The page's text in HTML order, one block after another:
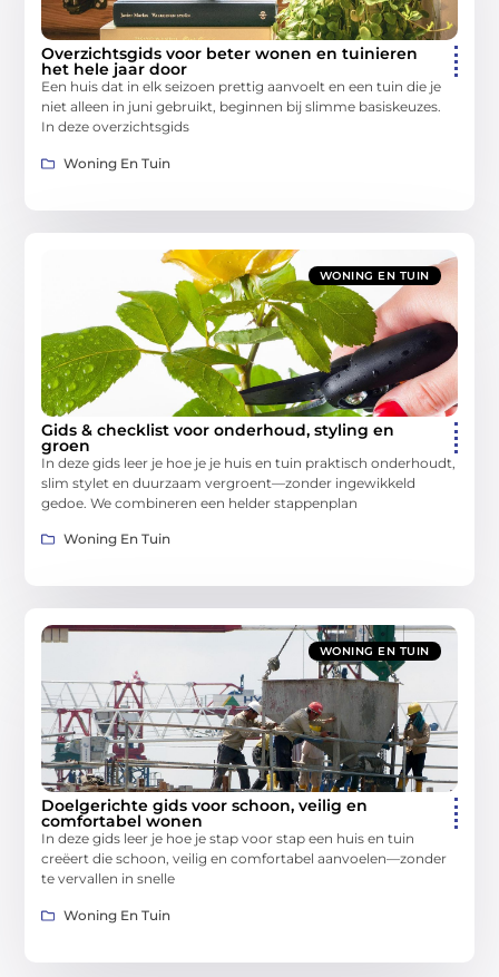
Overzichtsgids voor beter wonen en tuinieren
het hele jaar door
Een huis dat in elk seizoen prettig aanvoelt en een tuin die je
niet alleen in juni gebruikt, beginnen bij slimme basiskeuzes.
In deze overzichtsgids
Woning En Tuin
WONING EN TUIN
Gids & checklist voor onderhoud, styling en
groen
In deze gids leer je hoe je je huis en tuin praktisch onderhoudt,
slim stylet en duurzaam vergroent—zonder ingewikkeld
gedoe. We combineren een helder stappenplan
Woning En Tuin
WONING EN TUIN
Doelgerichte gids voor schoon, veilig en
comfortabel wonen
In deze gids leer je hoe je stap voor stap een huis en tuin
creëert die schoon, veilig en comfortabel aanvoelen—zonder
te vervallen in snelle
Woning En Tuin